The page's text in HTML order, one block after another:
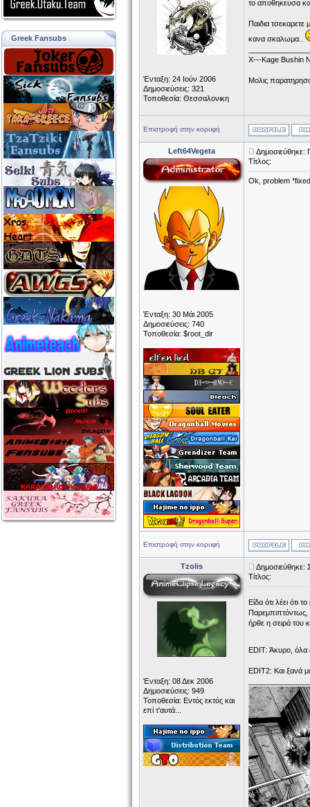
Greek Fansubs
Ένταξη: 24 Ιούν 2006
Δημοσιεύσεις: 321
Τοποθεσία: Θεσσαλονικη
το αποθηκευσα
Παιδια
κανα σκαλωμα..
X---Kage Bushin
Μολις
Επιστροφή στην κορυφή
Left64Vegeta
Ένταξη: 30 Μάι 2005
Δημοσιεύσεις: 740
Τοποθεσία: $root_dir
Δημοσιεύθηκε:
Τίτλος:
Ok, problem
Επιστροφή στην κορυφή
Tzolis
Ένταξη: 08 Δεκ 2006
Δημοσιεύσεις: 949
Τοποθεσία: Εντός εκτός και
επί τ'αυτά...
Δημοσιεύθηκε:
Τίτλος:
Είδα ότι λέει
Παρεμπιπτόντως,
ήρθε η σειρά του
EDIT: Άκυρο, όλα
EDIT2: Και ξανά